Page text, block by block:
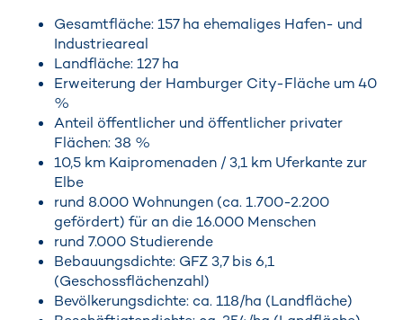
Gesamtfläche: 157 ha ehemaliges Hafen- und
Industrieareal
Landfläche: 127 ha
Erweiterung der Hamburger City-Fläche um 40
%
Anteil öffentlicher und öffentlicher privater
Flächen: 38 %
10,5 km Kaipromenaden / 3,1 km Uferkante zur
Elbe
rund 8.000 Wohnungen (ca. 1.700-2.200
gefördert) für an die 16.000 Menschen
rund 7.000 Studierende
Bebauungsdichte: GFZ 3,7 bis 6,1
(Geschossflächenzahl)
Bevölkerungsdichte: ca. 118/ha (Landfläche)